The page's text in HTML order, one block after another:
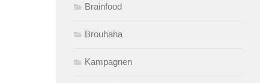
Brainfood
Brouhaha
Kampagnen